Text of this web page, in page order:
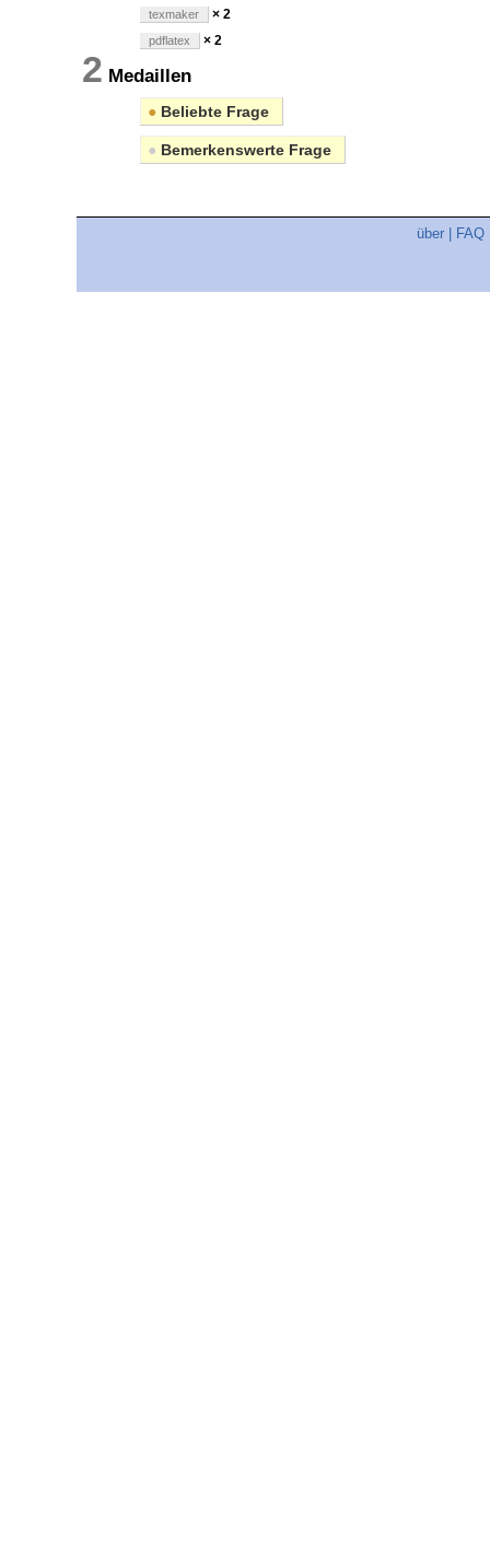
texmaker × 2
pdflatex × 2
2 Medaillen
● Beliebte Frage
● Bemerkenswerte Frage
über FAQ